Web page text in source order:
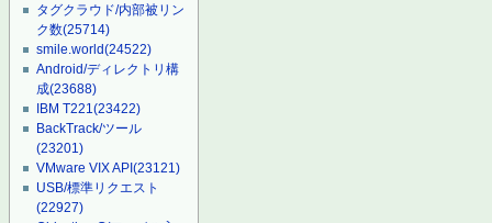
タグクラウド/内部被リン
ク数(25714)
smile.world(24522)
Android/ディレクトリ構
成(23688)
IBM T221(23422)
BackTrack/ツール
(23201)
VMware VIX API(23121)
USB/標準リクエスト
(22927)